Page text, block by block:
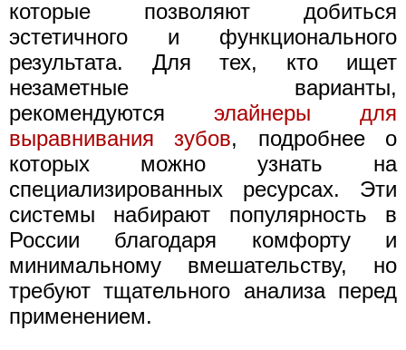
которые позволяют добиться
эстетичного и функционального
результата. Для тех, кто ищет
незаметные варианты,
рекомендуются элайнеры для
выравнивания зубов, подробнее о
которых можно узнать на
специализированных ресурсах. Эти
системы набирают популярность в
России благодаря комфорту и
минимальному вмешательству, но
требуют тщательного анализа перед
применением.